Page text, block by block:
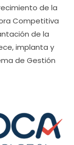
de la
Competitiva
de la
implanta y
de Gestión